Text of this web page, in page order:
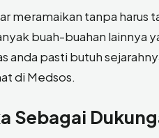
meramaikan tanpa harus
buah-buahan lainnya
anda pasti butuh
di Medsos.
Sebagai